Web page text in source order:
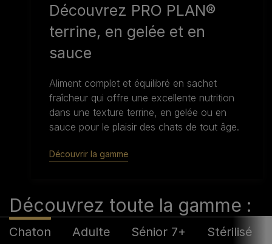
Découvrez PRO PLAN®
terrine, en gelée et en
sauce
Aliment complet et équilibré en sachet
fraîcheur qui offre une excellente nutrition
dans une texture terrine, en gelée ou en
sauce pour le plaisir des chats de tout âge.
Découvrir la gamme
Découvrez toute la gamme :​
Chaton Adulte Sénior 7+ Stérilisé